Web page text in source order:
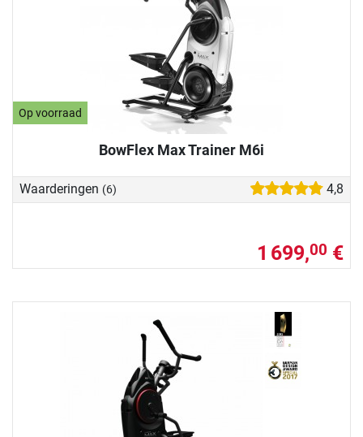
Op voorraad
BowFlex Max Trainer M6i
Waarderingen (6) 4,8
1 699,00 €